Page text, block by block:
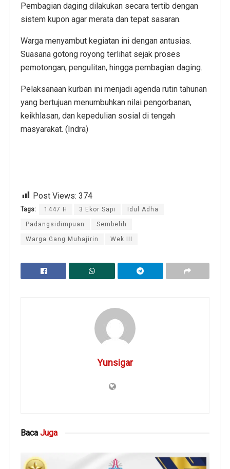
Pembagian daging dilakukan secara tertib dengan
sistem kupon agar merata dan tepat sasaran.
Warga menyambut kegiatan ini dengan antusias.
Suasana gotong royong terlihat sejak proses
pemotongan, pengulitan, hingga pembagian daging.
Pelaksanaan kurban ini menjadi agenda rutin tahunan
yang bertujuan menumbuhkan nilai pengorbanan,
keikhlasan, dan kepedulian sosial di tengah
masyarakat. (Indra)
Post Views: 374
Tags: 1447 H 3 Ekor Sapi Idul Adha
Padangsidimpuan Sembelih
Warga Gang Muhajirin Wek III
Yunsigar
Baca Juga